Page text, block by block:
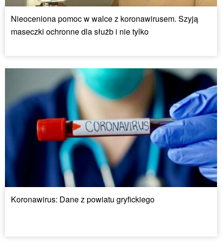
Nieoceniona pomoc w walce z koronawirusem. Szyją
maseczki ochronne dla służb i nie tylko
Koronawirus: Dane z powiatu gryfickiego